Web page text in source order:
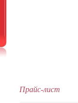
Прайс-лист